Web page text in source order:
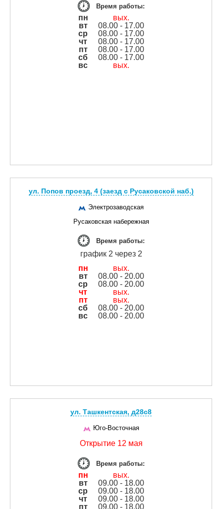
Время работы:
пн
вых.
вт
08.00 - 17.00
ср
08.00 - 17.00
чт
08.00 - 17.00
пт
08.00 - 17.00
сб
08.00 - 17.00
вс
вых.
ул. Попов проезд, 4 (заезд с Русаковской наб.)
Электрозаводская
Русаковская набережная
Время работы:
график 2 через 2
пн
вых.
вт
08.00 - 20.00
ср
08.00 - 20.00
чт
вых.
пт
вых.
сб
08.00 - 20.00
вс
08.00 - 20.00
ул. Ташкентская, д28с8
Юго-Восточная
Открытие 12 мая
Время работы:
пн
вых.
вт
09.00 - 18.00
ср
09.00 - 18.00
чт
09.00 - 18.00
пт
09.00 - 18.00